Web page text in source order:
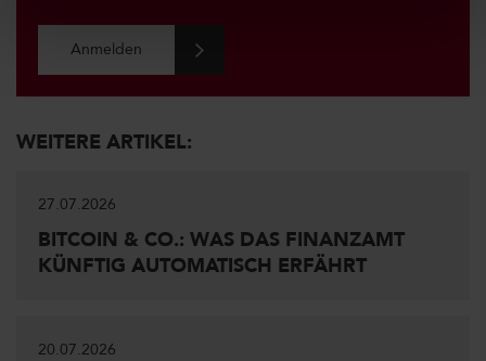
Anmelden
WEITERE ARTIKEL:
27.07.2026
BITCOIN & CO.: WAS DAS FINANZAMT
KÜNFTIG AUTOMATISCH ERFÄHRT
20.07.2026